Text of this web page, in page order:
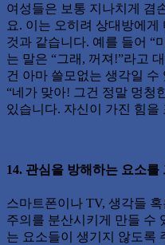
여성들은 보통 지나치게 겸
요. 이는 오히려 상대방에
것과 같습니다. 예를 들어 “
는 말은 “그래, 꺼져!”라고
건 아마 쓸모없는 생각일
“네가 맞아! 그건 정말 멍청
있습니다. 자신이 가진 힘을
14. 관심을 방해하는 요소를
스마트폰이나 TV, 생각들
주의를 분산시키게 만들 수
는 요소들이 생기지 않도록